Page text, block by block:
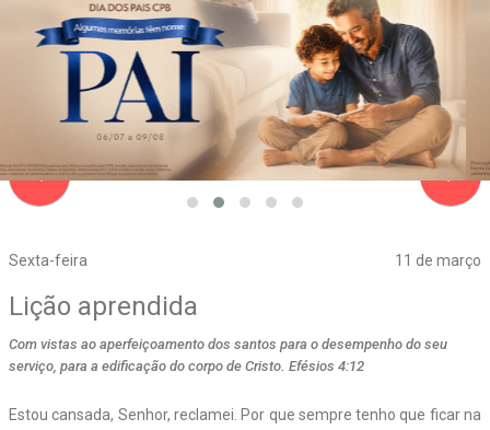
Sexta-feira 11 de março
navigate_before
Lição aprendida
Com vistas ao aperfeiçoamento dos santos para o desempenho do seu
serviço, para a edificação do corpo de Cristo. Efésios 4:12
Estou cansada, Senhor, reclamei. Por que sempre tenho que ficar na
navigate_next